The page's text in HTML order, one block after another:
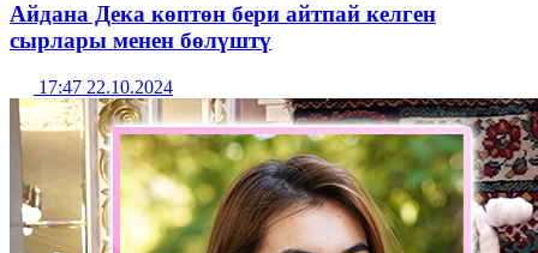
Айдана Дека көптөн бери айтпай келген
сырлары менен бөлүштү
17:47 22.10.2024